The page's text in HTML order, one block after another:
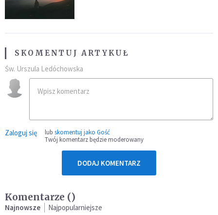
SKOMENTUJ ARTYKUŁ
Św. Urszula Ledóchowska
Zaloguj się lub skomentuj jako Gość
Twój komentarz będzie moderowany
DODAJ KOMENTARZ
Komentarze ()
Najnowsze Najpopularniejsze